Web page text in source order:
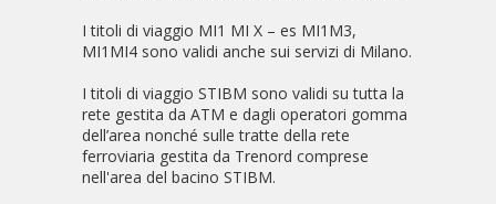
I titoli di viaggio MI1 MI X – es MI1M3,
MI1MI4 sono validi anche sui servizi di Milano.
I titoli di viaggio STIBM sono validi su tutta la
rete gestita da ATM e dagli operatori gomma
dell’area nonché sulle tratte della rete
ferroviaria gestita da Trenord comprese
nell'area del bacino STIBM.